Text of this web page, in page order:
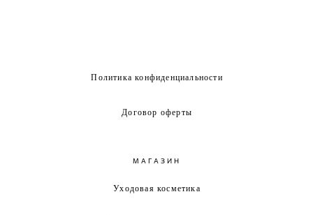
Политика конфиденциальности
Договор оферты
МАГАЗИН
Уходовая косметика